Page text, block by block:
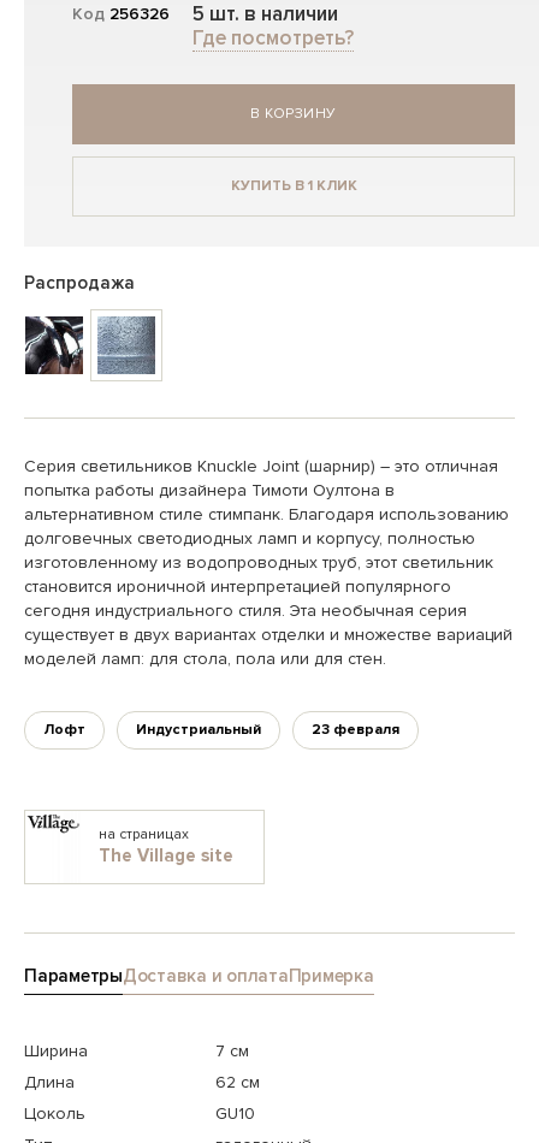
Код 256326
5 шт. в наличии
Где посмотреть?
В КОРЗИНУ
КУПИТЬ В 1 КЛИК
Распродажа
Серия светильников Knuckle Joint (шарнир) – это отличная
попытка работы дизайнера Тимоти Оултона в
альтернативном стиле стимпанк. Благодаря использованию
долговечных светодиодных ламп и корпусу, полностью
изготовленному из водопроводных труб, этот светильник
становится ироничной интерпретацией популярного
сегодня индустриального стиля. Эта необычная серия
существует в двух вариантах отделки и множестве вариаций
моделей ламп: для стола, пола или для стен.
Лофт Индустриальный 23 февраля
на страницах
The Village site
ПараметрыДоставка и оплатаПримерка
Ширина
7 см
Длина
62 см
Цоколь
GU10